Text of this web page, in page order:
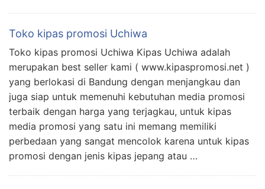
Toko kipas promosi Uchiwa
Toko kipas promosi Uchiwa Kipas Uchiwa adalah
merupakan best seller kami ( www.kipaspromosi.net )
yang berlokasi di Bandung dengan menjangkau dan
juga siap untuk memenuhi kebutuhan media promosi
terbaik dengan harga yang terjagkau, untuk kipas
media promosi yang satu ini memang memiliki
perbedaan yang sangat mencolok karena untuk kipas
promosi dengan jenis kipas jepang atau …